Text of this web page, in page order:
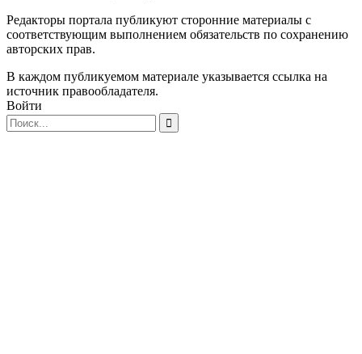
Редакторы портала публикуют сторонние материалы с
соответствующим выполнением обязательств по сохранению
авторских прав.
В каждом публикуемом материале указывается ссылка на
источник правообладателя.
Войти